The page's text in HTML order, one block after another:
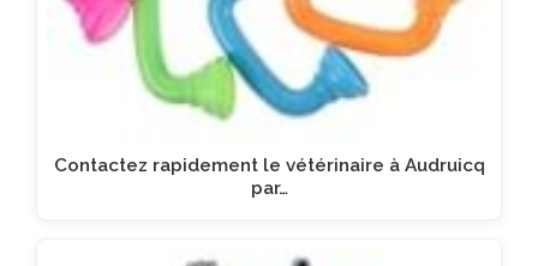
Contactez rapidement le vétérinaire à Audruicq
par…